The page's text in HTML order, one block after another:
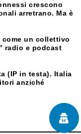
crescono
arretrano. Ma è
come un collettivo
radio e podcast
(IP in testa). Italia
anziché